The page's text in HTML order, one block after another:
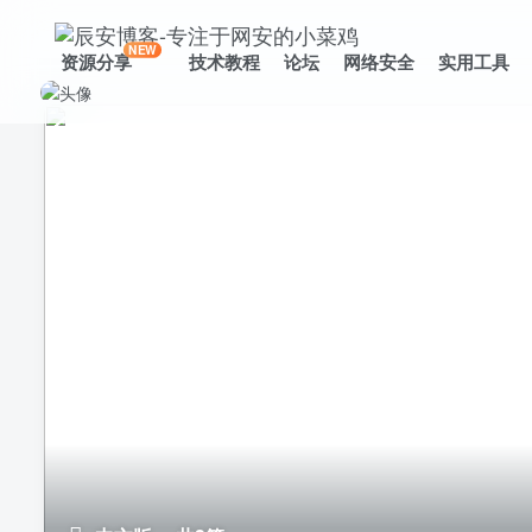
资源分享NEW 技术教程 论坛 网络安全 实用工具